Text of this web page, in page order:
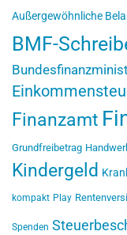
Außergewöhnliche
BMF-
Finanzamt
Grundfreibetrag
Kindergeld
kompakt Play
Spenden